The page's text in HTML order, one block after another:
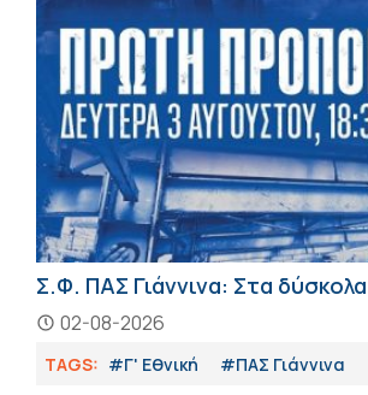
Σ.Φ. ΠΑΣ Γιάννινα: Στα
02-08-2026
TAGS: #Γ' Εθνική #ΠΑΣ Γιάννινα